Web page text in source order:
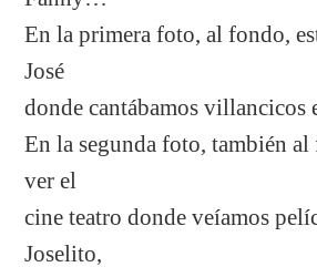
En la primera foto, al fondo,
José
donde cantábamos
En la segunda foto, también al
ver el
cine teatro donde veíamos
Joselito,